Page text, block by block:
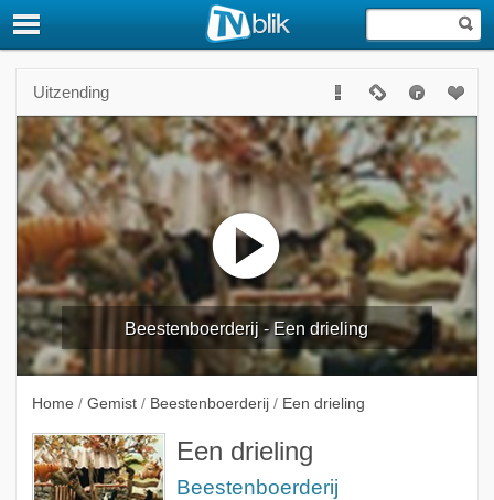
Uitzending
Beestenboerderij - Een drieling
Home / Gemist / Beestenboerderij / Een drieling
Een drieling
Beestenboerderij